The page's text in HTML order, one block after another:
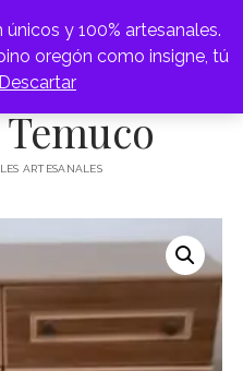
y 100% artesanales.
oregón como insigne, tú
Descartar
MUEBLES
abrir
ARTESANALES